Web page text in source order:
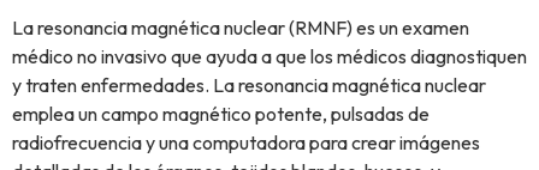
La resonancia magnética nuclear (RMNF) es un examen
médico no invasivo que ayuda a que los médicos diagnostiquen
y traten enfermedades. La resonancia magnética nuclear
emplea un campo magnético potente, pulsadas de
radiofrecuencia y una computadora para crear imágenes